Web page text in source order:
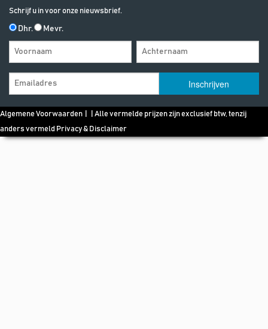
Schrijf u in voor onze nieuwsbrief.
Dhr. Mevr.
Algemene Voorwaarden | | Alle vermelde prijzen zijn exclusief btw, tenzij
anders vermeld Privacy & Disclaimer